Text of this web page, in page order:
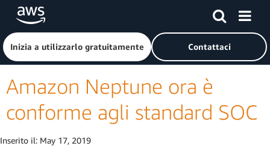
Passa al contenuto principale
Fai clic qui per tornare alla home page di Amazon Web
Inizia a utilizzarlo gratuitamente Contattaci
Amazon Neptune ora è
conforme agli standard SOC
Inserito il: May 17, 2019